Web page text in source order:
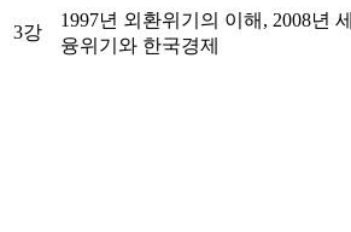
3강
1997년 외환위기의 이해, 2008년
융위기와 한국경제